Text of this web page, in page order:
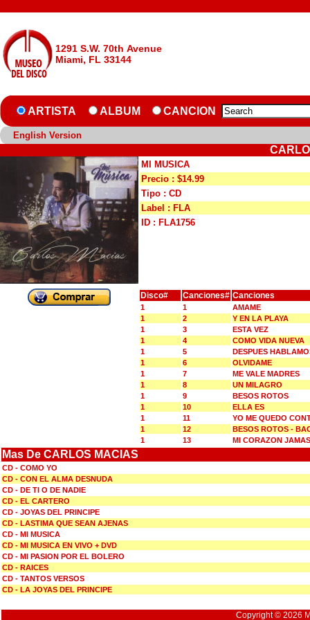
1291 S.W. 70th Avenue
Miami, FL 33144
ARTISTA ALBUM CANCION
English Version
MI MUSICA
Precio : $14.99
Tipo : CD
Label : FLA
ID : FLA1756
Disco# Canciones# Canciones
1 1
AMAME
1
2
Y EN LA PLAYA
1
3
ESTA VEZ
1
4
COMO VIDA NUEVA
1
5
DESPUES
1
6
OLVIDAME
1
7
ME VALE MADRES
1
8
UN MILAGRO
1
9
BESOS ROTOS
1
10
ELLA ES
1
11
YO ME QUEDO
1
12
BESOS ROTOS -
1
13 MI CORAZON JAMAS
Mas De CARLOS MACIAS
CD - COMO YO
CD - CON EL ALMA DESNUDA
CD - DE TI O DE NADIE
CD - EL CARTERO
CD - JOYAS DEL PRINCIPE
CD - LASTIMA QUE SEAN AJENAS
CD - MI MUSICA
CD - MI MUSICA EN VIVO + DVD
CD - MI PASION POR EL BOLERO
CD - RAICES
CD - TANTOS VERSOS
CD - LA JOYAS DEL PRINCIPE
Copyright © 2026